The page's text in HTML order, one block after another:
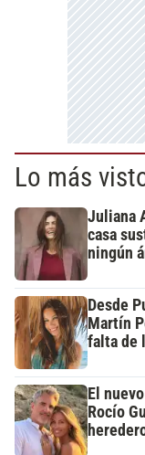
Lo más
Juliana
casa
ningún
Desde
Martín
falta de
El
Rocío